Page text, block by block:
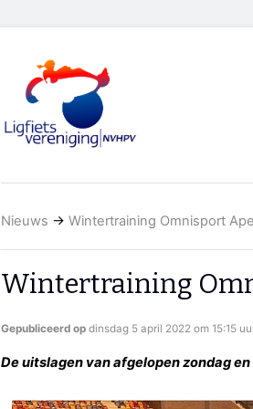
Nieuws → Wintertraining Omnisport
Wintertraining
Gepubliceerd op dinsdag 5 april 2022 om 15:15
De uitslagen van afgelopen zondag